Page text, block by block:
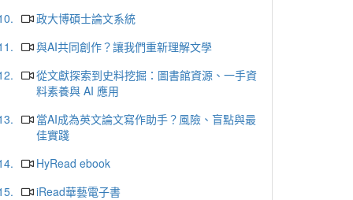
政大博碩士論文系統
與AI共同創作？讓我們重新理解文學
從文獻探索到史料挖掘：圖書館資源、一手資
料素養與 AI 應用
當AI成為英文論文寫作助手？風險、盲點與最
佳實踐
HyRead ebook
iRead華藝電子書